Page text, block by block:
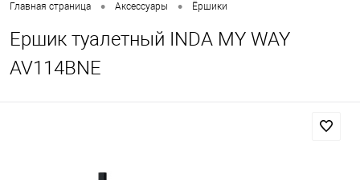
Главная страница • Аксессуары • Ёршики
Ершик туалетный INDA MY WAY
AV114BNE